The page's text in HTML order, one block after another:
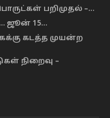
பறிமுதல் –…
… ஜூன் 15…
கடத்த முயன்ற
நிறைவு –